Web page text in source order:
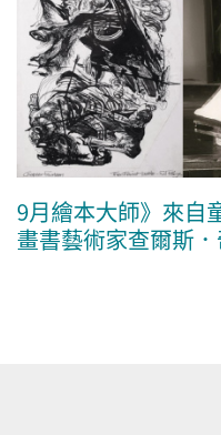
9月繪本大師》來自
畫書藝術家查爾斯